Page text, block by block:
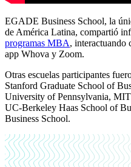
EGADE Business School, la
de América Latina, compartió
programas MBA, interactuando
app Whova y Zoom.
Otras escuelas participantes
Stanford Graduate School of
University of Pennsylvania,
UC-Berkeley Haas School of
Business School.